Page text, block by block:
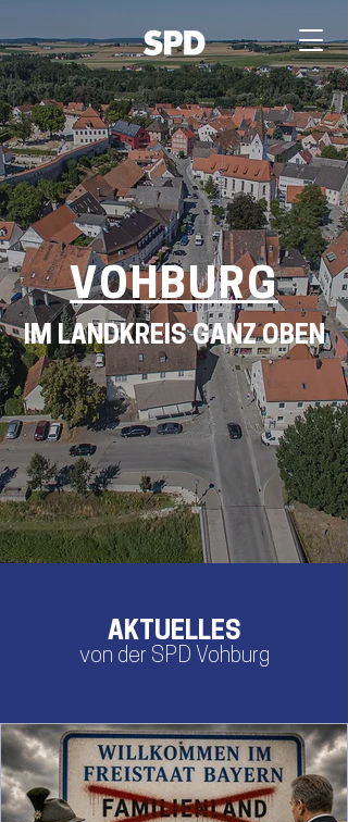
VOHBURG
IM LANDKREIS GANZ OBEN
AKTUELLES
von der SPD Vohburg